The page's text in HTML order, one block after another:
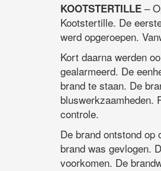
KOOTSTERTILLE –
Kootstertille. De
werd opgeroepen.
Kort daarna werden
gealarmeerd. De
brand te staan. De
bluswerkzaamheden.
controle.
De brand ontstond
brand was gevlogen.
voorkomen. De